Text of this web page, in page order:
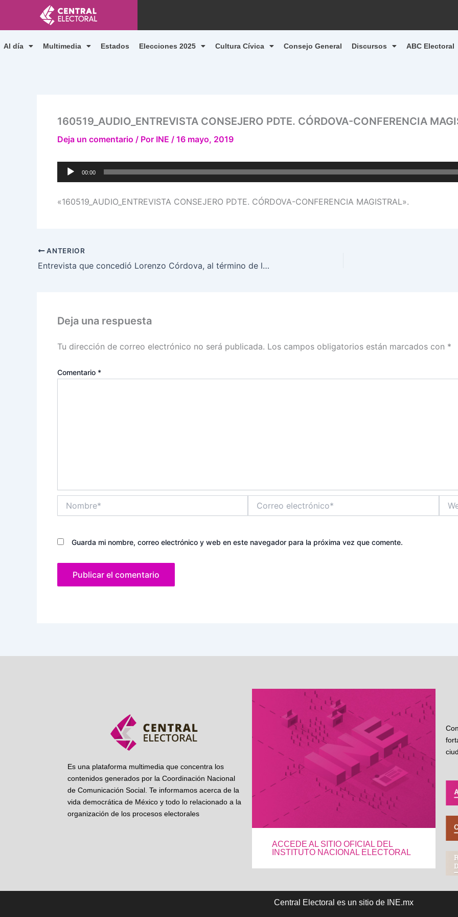
contenido
Al día Multimedia Estados Elecciones 2025 Cultura Cívica Consejo General Discursos ABC Electoral
160519_AUDIO_ENTREVISTA CONSEJERO PDTE. CÓRDOVA-CONFERENCIA
Deja un comentario / Por INE / 16 mayo, 2019
Reproductor
de
00:00
«160519_AUDIO_ENTREVISTA CONSEJERO PDTE. CÓRDOVA-CONFERENCIA MAGISTRAL».
ANTERIOR
Entrevista que concedió Lorenzo Córdova, al término de la Conferencia Magistral «Desigualdad y Democracia»
Deja una respuesta
Tu dirección de correo electrónico no será publicada. Los campos obligatorios están marcados con *
Comentario *
electrónico*
Guarda mi nombre, correo electrónico y web en este navegador para la próxima vez que comente.
Es una plataforma multimedia que concentra los
contenidos generados por la Coordinación Nacional
de Comunicación Social. Te informamos acerca de la
vida democrática de México y todo lo relacionado a la
organización de los procesos electorales
ACCEDE AL SITIO OFICIAL DEL
INSTITUTO NACIONAL ELECTORAL
Central Electoral es un sitio de INE.mx